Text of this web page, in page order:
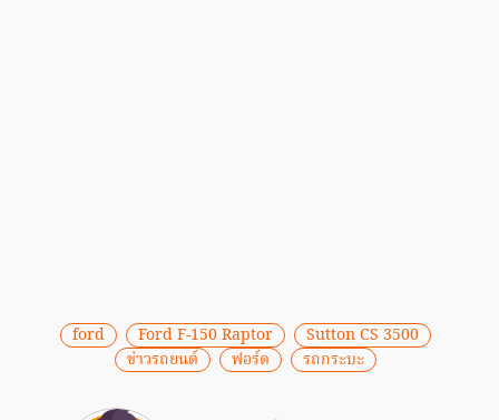
ford Ford F-150 Raptor
Sutton CS 3500
ข่าวรถยนต์
ฟอร์ด รถกระบะ